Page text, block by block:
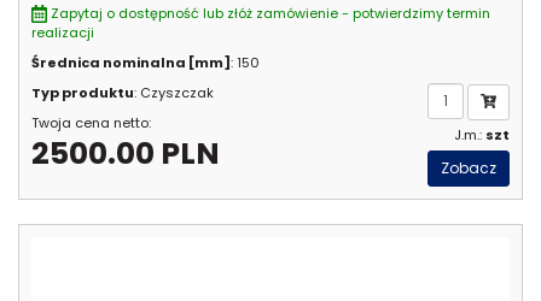
Zapytaj o dostępność lub złóż zamówienie - potwierdzimy termin
realizacji
Średnica nominalna [mm]: 150
Typ produktu: Czyszczak
Twoja cena netto:
2500.00 PLN J.m.: szt
Zobacz